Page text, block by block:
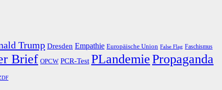
Trump Dresden Empathie Europäische Union False Flag Faschismus
Brief OPCW PCR-Test PLandemiePropaganda